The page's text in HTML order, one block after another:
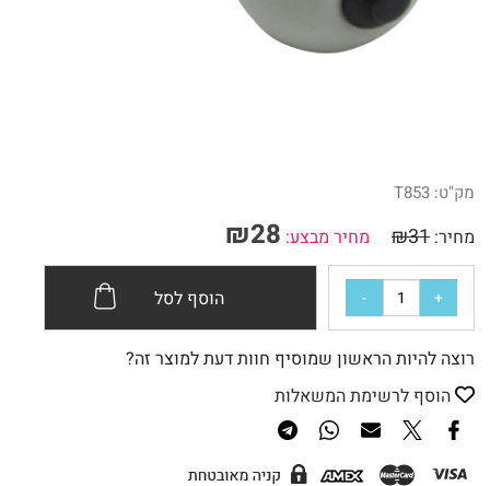
מק"ט: T853
מחיר: ₪31 מחיר מבצע: ₪28
הוסף לסל
רוצה להיות הראשון שמוסיף חוות דעת למוצר זה?
הוסף לרשימת המשאלות